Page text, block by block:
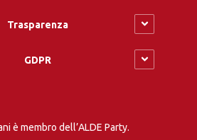
Trasparenza
GDPR
è membro dell’ALDE Party.